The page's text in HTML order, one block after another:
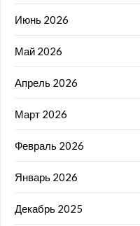
Июнь 2026
Май 2026
Апрель 2026
Март 2026
Февраль 2026
Январь 2026
Декабрь 2025